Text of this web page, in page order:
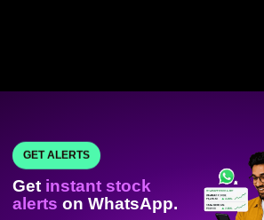
GET ALERTS
Get instant stock
alerts on WhatsApp.